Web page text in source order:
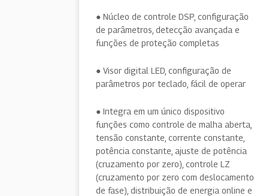
● Núcleo de controle DSP, configuração
de parâmetros, detecção avançada e
funções de proteção completas
● Visor digital LED, configuração de
parâmetros por teclado, fácil de operar
● Integra em um único dispositivo
funções como controle de malha aberta,
tensão constante, corrente constante,
potência constante, ajuste de potência
(cruzamento por zero), controle LZ
(cruzamento por zero com deslocamento
de fase), distribuição de energia online e